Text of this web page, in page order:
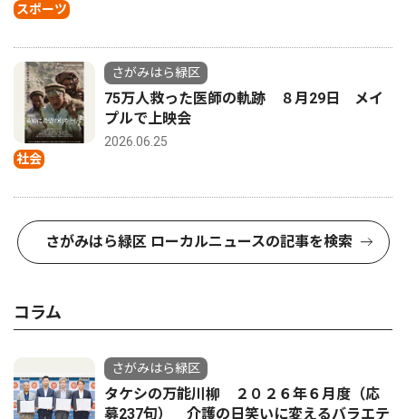
スポーツ
社会
さがみはら緑区
75万人救った医師の軌跡 ８月29日 メイ
プルで上映会
2026.06.25
さがみはら緑区 ローカルニュースの記事を検索
コラム
さがみはら緑区
タケシの万能川柳 ２０２６年６月度（応
募237句） 介護の日笑いに変えるバラエテ